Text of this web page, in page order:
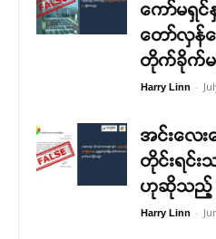
ကော်မရှင်နှ
တော်လှန်ရ
တိုက်ခိုက်မ
Harry Linn -
အင်းလေး
တိုင်းရင်း
ဟုဆိုသည့်
Harry Linn -